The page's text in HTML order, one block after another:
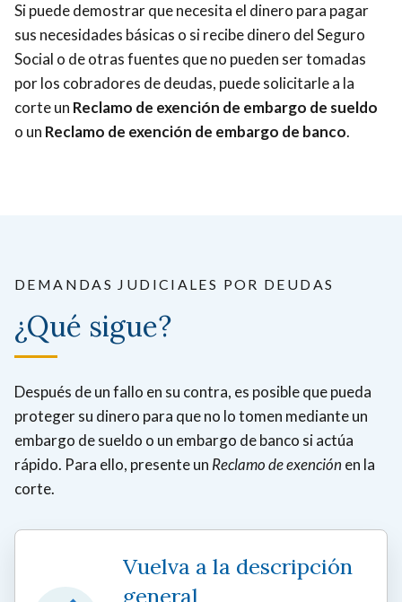
Si puede demostrar que necesita el dinero para pagar
sus necesidades básicas o si recibe dinero del Seguro
Social o de otras fuentes que no pueden ser tomadas
por los cobradores de deudas, puede solicitarle a la
corte un Reclamo de exención de embargo de sueldo
o un Reclamo de exención de embargo de banco.
DEMANDAS JUDICIALES POR DEUDAS
¿Qué sigue?
Después de un fallo en su contra, es posible que pueda
proteger su dinero para que no lo tomen mediante un
embargo de sueldo o un embargo de banco si actúa
rápido. Para ello, presente un Reclamo de exención en la
corte.
Vuelva a la descripción
general